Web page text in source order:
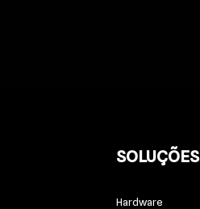
SOLUÇÕES
Hardware